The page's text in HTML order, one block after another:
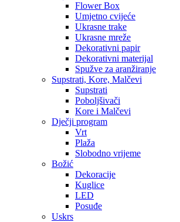
Flower Box
Umjetno cvijeće
Ukrasne trake
Ukrasne mreže
Dekorativni papir
Dekorativni materijal
Spužve za aranžiranje
Supstrati, Kore, Malčevi
Supstrati
Poboljšivači
Kore i Malčevi
Dječji program
Vrt
Plaža
Slobodno vrijeme
Božić
Dekoracije
Kuglice
LED
Posuđe
Uskrs